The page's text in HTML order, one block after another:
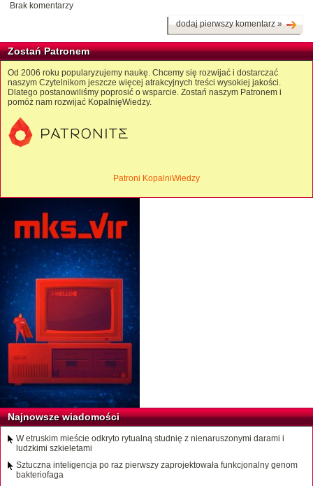
Brak komentarzy
dodaj pierwszy komentarz »
Zostań Patronem
Od 2006 roku popularyzujemy naukę. Chcemy się rozwijać i dostarczać
naszym Czytelnikom jeszcze więcej atrakcyjnych treści wysokiej jakości.
Dlatego postanowiliśmy poprosić o wsparcie. Zostań naszym Patronem i
pomóż nam rozwijać KopalnięWiedzy.
Patroni KopalniWiedzy
Najnowsze wiadomości
W etruskim mieście odkryto rytualną studnię z nienaruszonymi darami i
ludzkimi szkieletami
Sztuczna inteligencja po raz pierwszy zaprojektowała funkcjonalny genom
bakteriofaga